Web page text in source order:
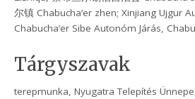
尔镇 Chabucha’er zhen; Xinjiang Ujgur
Chabucha’er Sibe Autonóm Járás,
Tárgyszavak
terepmunka, Nyugatra Telepítés